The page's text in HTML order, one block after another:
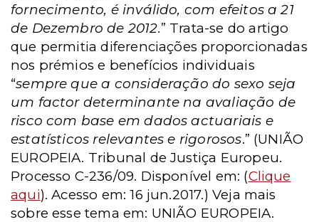
fornecimento, é inválido, com efeitos a 21
de Dezembro de 2012.” Trata-se do artigo
que permitia diferenciações proporcionadas
nos prémios e benefícios individuais
“sempre que a consideração do sexo seja
um factor determinante na avaliação de
risco com base em dados actuariais e
estatísticos relevantes e rigorosos.” (UNIÃO
EUROPEIA. Tribunal de Justiça Europeu.
Processo C-236/09. Disponível em: (Clique
aqui). Acesso em: 16 jun.2017.) Veja mais
sobre esse tema em: UNIÃO EUROPEIA.